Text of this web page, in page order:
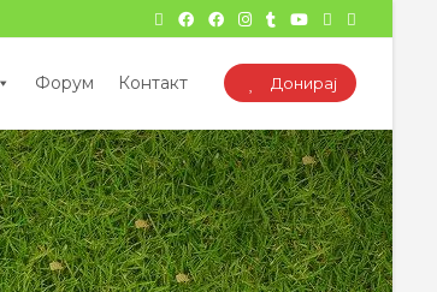
Донирај
Форум Контакт